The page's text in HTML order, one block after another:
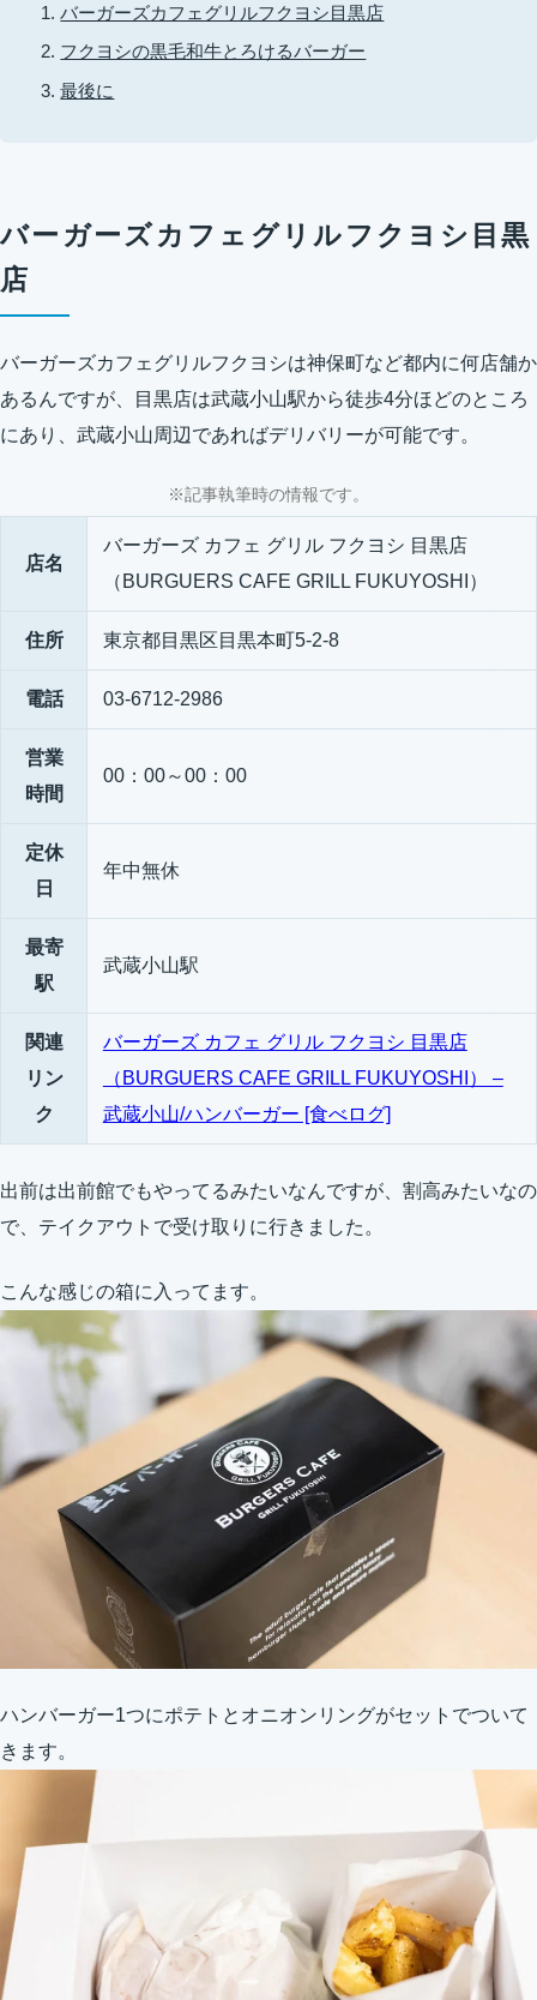
バーガーズカフェグリルフクヨシ目黒店
フクヨシの黒毛和牛とろけるバーガー
最後に
バーガーズカフェグリルフクヨシ目黒
店
バーガーズカフェグリルフクヨシは神保町など都内に何店舗か
あるんですが、目黒店は武蔵小山駅から徒歩4分ほどのところ
にあり、武蔵小山周辺であればデリバリーが可能です。
※記事執筆時の情報です。
店名
バーガーズ カフェ グリル フクヨシ 目黒店
（BURGUERS CAFE GRILL FUKUYOSHI）
住所 東京都目黒区目黒本町5-2-8
電話 03-6712-2986
営業
時間
00：00～00：00
定休
日
年中無休
最寄
駅
武蔵小山駅
関連
リン
ク
バーガーズ カフェ グリル フクヨシ 目黒店
（BURGUERS CAFE GRILL FUKUYOSHI） –
武蔵小山/ハンバーガー [食べログ]
出前は出前館でもやってるみたいなんですが、割高みたいなの
で、テイクアウトで受け取りに行きました。
こんな感じの箱に入ってます。
ハンバーガー1つにポテトとオニオンリングがセットでついて
きます。